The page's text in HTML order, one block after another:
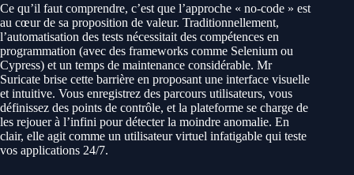
Ce qu’il faut comprendre, c’est que l’approche « no-code » est
au cœur de sa proposition de valeur. Traditionnellement,
l’automatisation des tests nécessitait des compétences en
programmation (avec des frameworks comme Selenium ou
Cypress) et un temps de maintenance considérable. Mr
Suricate brise cette barrière en proposant une interface visuelle
et intuitive. Vous enregistrez des parcours utilisateurs, vous
définissez des points de contrôle, et la plateforme se charge de
les rejouer à l’infini pour détecter la moindre anomalie. En
clair, elle agit comme un utilisateur virtuel infatigable qui teste
vos applications 24/7.